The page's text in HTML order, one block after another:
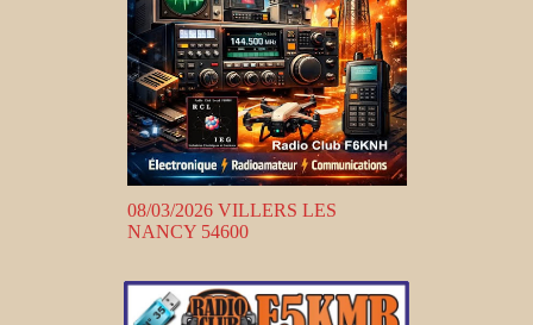
08/03/2026 VILLERS LES
NANCY 54600